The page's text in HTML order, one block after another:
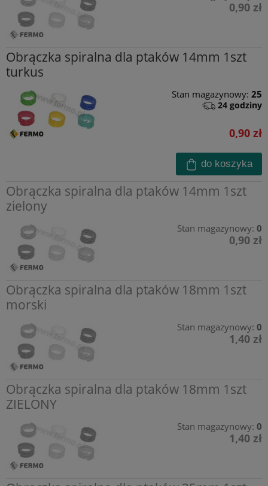
0,90 zł
Obrączka spiralna dla ptaków 14mm 1szt
turkus
Stan magazynowy: 25
24 godziny
0,90 zł
do koszyka
Obrączka spiralna dla ptaków 14mm 1szt
zielony
Stan magazynowy: 0
0,90 zł
Obrączka spiralna dla ptaków 18mm 1szt
morski
Stan magazynowy: 0
1,40 zł
Obrączka spiralna dla ptaków 18mm 1szt
ZIELONY
Stan magazynowy: 0
1,40 zł